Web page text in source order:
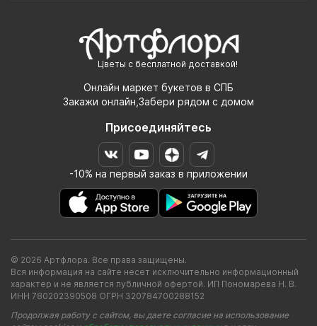
Цветы с бесплатной доставкой!
Онлайн маркет букетов в СПБ
Закажи онлайн,Забери рядом с домом
Присоединяйтесь
-10% на первый заказ в приложении
© 2026 Артфлора. Все права защищены.
Вся информация на сайте несет исключительно информационный
характер и не является публичной офертой. ИП Пономарева Н. В.
ИНН 780202390508 ОГРН 320784700288152
Продолжая работу с сайтом, вы даете согласие на использование